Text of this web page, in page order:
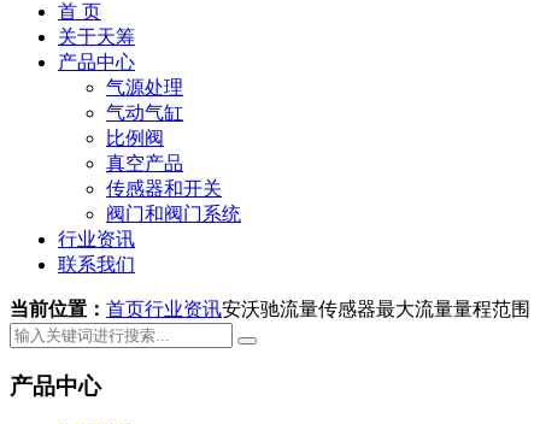
首 页
关于天筹
产品中心
气源处理
气动气缸
比例阀
真空产品
传感器和开关
阀门和阀门系统
行业资讯
联系我们
当前位置： 首页行业资讯安沃驰流量传感器最大流量量程范围
产品中心